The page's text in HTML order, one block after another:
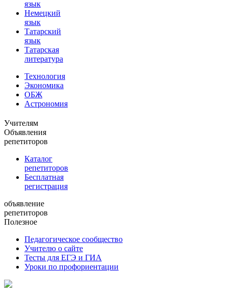
язык
Немецкий
язык
Татарский
язык
Татарская
литература
Технология
Экономика
ОБЖ
Астрономия
Учителям
Объявления
репетиторов
Каталог
репетиторов
Бесплатная
регистрация
объявление
репетиторов
Полезное
Педагогическое сообщество
Учителю о сайте
Тесты для ЕГЭ и ГИА
Уроки по профориентации